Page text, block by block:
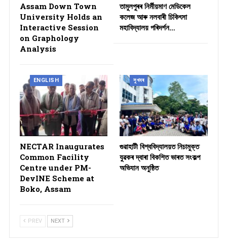
Assam Down Town
University Holds an
Interactive Session
on Graphology
Analysis
তামুলপুৰৰ নিৰ্মীয়মাণ মেডিকেল
কলেজ আৰু নলবাৰী চিকিৎসা
মহাবিদ্যালয় পৰিদৰ্শন…
ENGLISH
NECTAR Inaugurates
Common Facility
Centre under PM-
DevINE Scheme at
Boko, Assam
সুখবৰ
গুৱাহাটী বিশ্ববিদ্যালয়ত নিচামুক্ত
যুৱকৰ দ্বাৰা বিকশিত ভাৰত সংকল্প
অভিযান অনুষ্ঠিত
PREV NEXT